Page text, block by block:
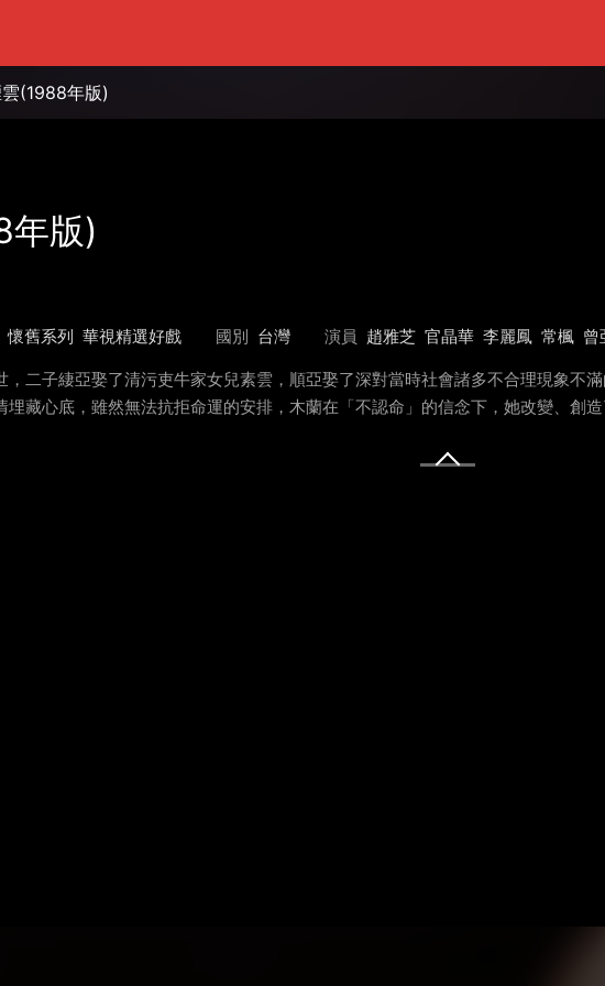
(1988年版)
年版)
懷舊系列 華視精選好戲 國別 台灣 演員 趙雅芝 官晶華 李麗鳳 常楓 曾
二子緀亞娶了清污吏牛家女兒素雲，順亞娶了深對當時社會諸多不合理現象不
藏心底，雖然無法抗拒命運的安排，木蘭在「不認命」的信念下，她改變、創造